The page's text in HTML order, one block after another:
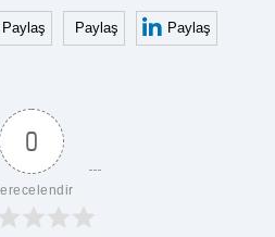
Paylaş Paylaş Paylaş
0